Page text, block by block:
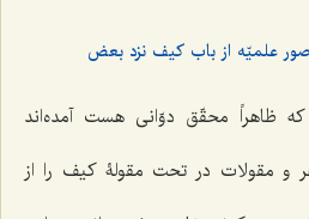
علمیّه از باب کیف نزد بعض
محقّق دوّانى هست آمده‌اند
و مقولات در تحت مقولۀ کیف را از